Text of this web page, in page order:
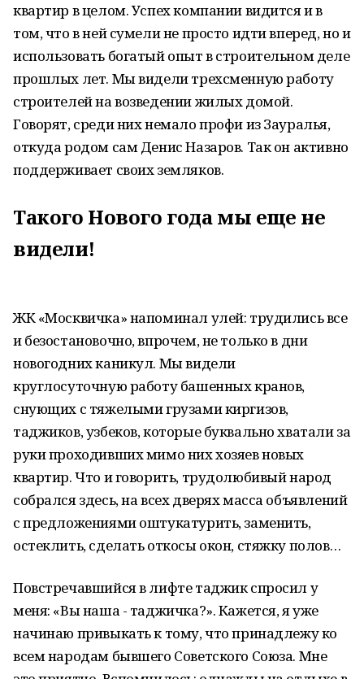
квартир в целом. Успех компании видится и в
том, что в ней сумели не просто идти вперед, но и
использовать богатый опыт в строительном деле
прошлых лет. Мы видели трехсменную работу
строителей на возведении жилых домой.
Говорят, среди них немало профи из Зауралья,
откуда родом сам Денис Назаров. Так он активно
поддерживает своих земляков.
Такого Нового года мы еще не
видели!
ЖК «Москвичка» напоминал улей: трудились все
и безостановочно, впрочем, не только в дни
новогодних каникул. Мы видели
круглосуточную работу башенных кранов,
снующих с тяжелыми грузами киргизов,
таджиков, узбеков, которые буквально хватали за
руки проходивших мимо них хозяев новых
квартир. Что и говорить, трудолюбивый народ
собрался здесь, на всех дверях масса объявлений
с предложениями оштукатурить, заменить,
остеклить, сделать откосы окон, стяжку полов…
Повстречавшийся в лифте таджик спросил у
меня: «Вы наша - таджичка?». Кажется, я уже
начинаю привыкать к тому, что принадлежу ко
всем народам бывшего Советского Союза. Мне